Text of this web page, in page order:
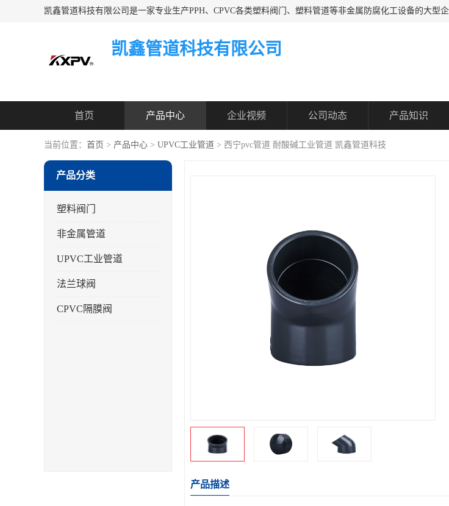
凯鑫管道科技有限公司
首页 产品中心 企业视频 公司动态 产品知识
当前位置： 首页 > 产品中心 > UPVC工业管道 > 西宁pvc管道 耐酸碱工业管道 凯鑫管道科技
产品分类
塑料阀门
非金属管道
UPVC工业管道
法兰球阀
CPVC隔膜阀
产品描述